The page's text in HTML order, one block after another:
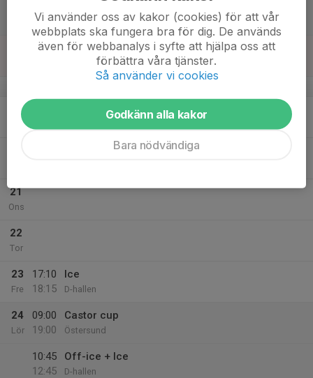
15:10
D-hallen
19
Mån
21
Ons
22
Tor
23
Fre
17:10
18:15
Ice
D-hallen
24
Lör
09:00
19:00
Castor cup
Östersund
10:45
12:45
Off-ice + Ice
D-hallen
Vi använder oss av kakor (cookies) för att vår
webbplats ska fungera bra för dig. De används
även för webbanalys i syfte att hjälpa oss att
förbättra våra tjänster.
Så använder vi cookies
Godkänn alla kakor
Bara nödvändiga